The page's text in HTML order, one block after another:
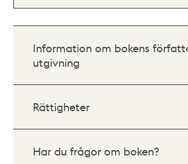
Information om bokens
utgivning
Rättigheter
Har du frågor om boken?